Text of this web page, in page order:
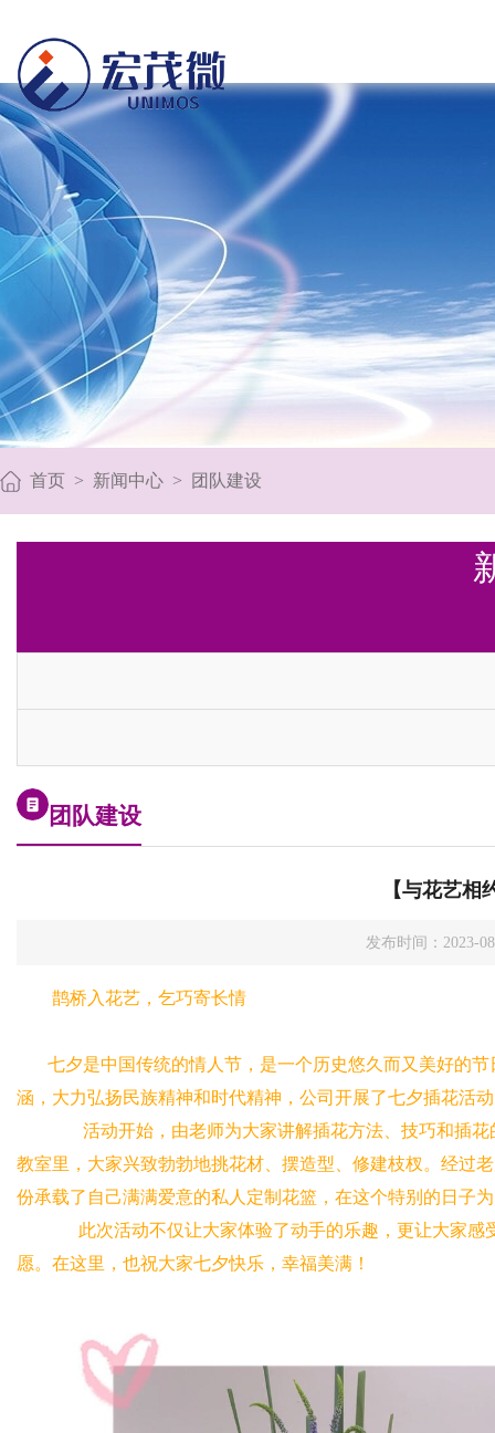
首页 > 新闻中心 > 团队建设
团队建设
【与花艺
发布时间：2023-
鹊桥入花艺，乞巧寄长情
七夕是中国传统的情人节，是一个历史悠久而又美好的
涵，大力弘扬民族精神和时代精神，公司开展了七夕插花活
活动开始，由老师为大家讲解插花方法、技巧和插花
教室里，大家兴致勃勃地挑花材、摆造型、修建枝杈。经过
份承载了自己满满爱意的私人定制花篮，在这个特别的日子
此次活动不仅让大家体验了动手的乐趣，更让大家感
愿。在这里，也祝大家七夕快乐，幸福美满！